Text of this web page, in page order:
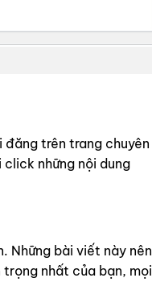
trên trang chuyên
những nội dung
Những bài viết này nên
nhất của bạn, mọi